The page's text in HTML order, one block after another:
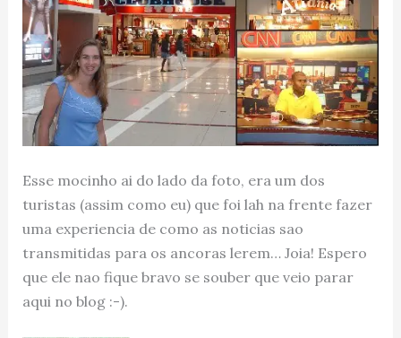
Esse mocinho ai do lado da foto, era um dos
turistas (assim como eu) que foi lah na frente fazer
uma experiencia de como as noticias sao
transmitidas para os ancoras lerem… Joia! Espero
que ele nao fique bravo se souber que veio parar
aqui no blog :-).